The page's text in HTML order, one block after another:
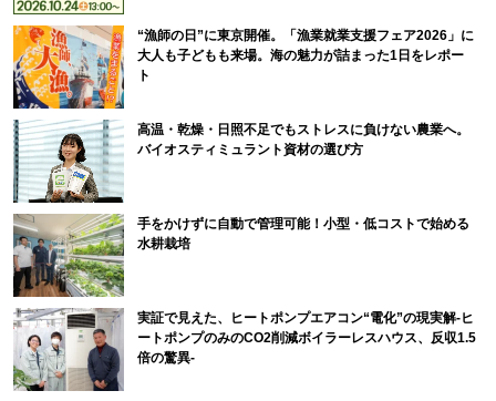
“漁師の日”に東京開催。「漁業就業支援フェア2026」に
大人も子どもも来場。海の魅力が詰まった1日をレポー
ト
高温・乾燥・日照不足でもストレスに負けない農業へ。
バイオスティミュラント資材の選び方
手をかけずに自動で管理可能！小型・低コストで始める
水耕栽培
実証で見えた、ヒートポンプエアコン“電化”の現実解-ヒ
ートポンプのみのCO2削減ボイラーレスハウス、反収1.5
倍の驚異-